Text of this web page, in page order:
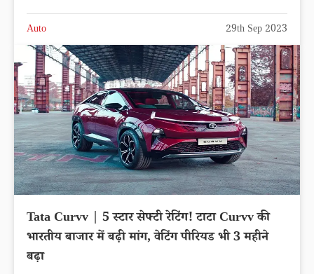
Auto 29th Sep 2023
Tata Curvv | 5 स्टार सेफ्टी रेटिंग! टाटा Curvv की
भारतीय बाजार में बढ़ी मांग, वेटिंग पीरियड भी 3 महीने
बढ़ा